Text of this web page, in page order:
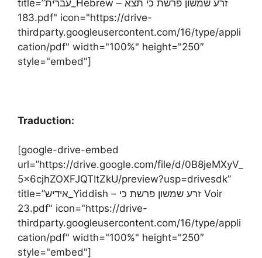
title=”עברית_Hebrew – זרע שמשון פרשת כי תצא
183.pdf" icon="https://drive-
thirdparty.googleusercontent.com/16/type/appli
cation/pdf" width="100%" height="250″
style="embed"]
Traduction:
[google-drive-embed
url=”https://drive.google.com/file/d/0B8jeMXyV_
5x6cjhZOXFJQTItZkU/preview?usp=drivesdk”
title=”אידיש_Yiddish – זרע שמשון פרשת כי Voir
23.pdf" icon="https://drive-
thirdparty.googleusercontent.com/16/type/appli
cation/pdf" width="100%" height="250″
style="embed"]